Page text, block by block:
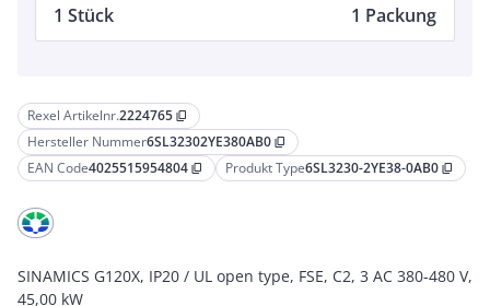
Rexel Artikelnr.2224765 content_copy
Hersteller Nummer6SL32302YE380AB0 content_copy
EAN Code4025515954804 content_copy Produkt Type6SL3230-2YE38-0AB0 content_copy
SINAMICS G120X, IP20 / UL open type, FSE, C2, 3 AC 380-480 V,
45,00 kW
1 Stück 1 Packung